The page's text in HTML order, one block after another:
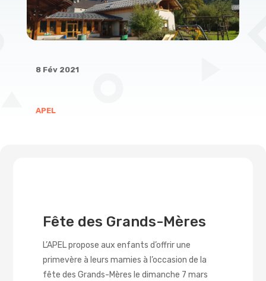
8 Fév 2021
APEL
Fête des Grands-Mères
L’APEL propose aux enfants d’offrir une
primevère à leurs mamies à l’occasion de la
fête des Grands-Mères le dimanche 7 mars